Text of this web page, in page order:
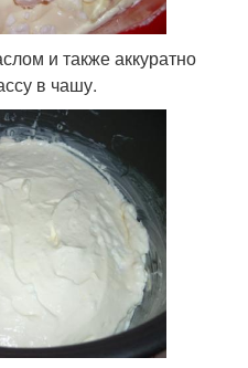
и также аккуратно
в чашу.